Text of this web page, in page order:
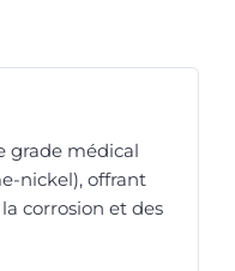
grade médical
nickel), offrant
corrosion et des